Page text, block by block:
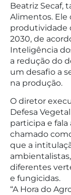
Beatriz Secaf,
Alimentos. Ele
produtividade
2030, de
Inteligência
a redução do
um desafio a
na produção.
O diretor
Defesa
participa e
chamado
que a
diferentes
e fungicidas.
“A Hora do